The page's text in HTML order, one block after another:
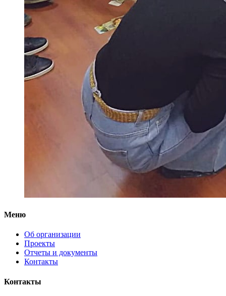
Меню
Об организации
Проекты
Отчеты и документы
Контакты
Контакты